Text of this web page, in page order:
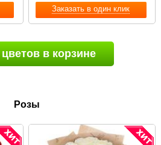
Заказать в один клик
в корзине
Розы